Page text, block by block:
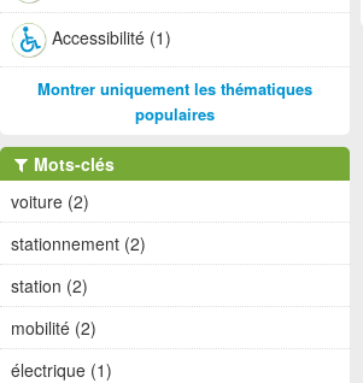
Accessibilité (1)
Montrer uniquement les thématiques
populaires
Mots-clés
voiture (2)
stationnement (2)
station (2)
mobilité (2)
électrique (1)